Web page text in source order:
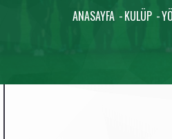
ANASAYFA KULÜP